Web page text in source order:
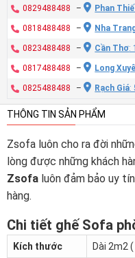
0829488488 – Phan
0818488488 – Nha
0823488488 – Cần Thơ:
0817488488 – Long
0825488488 – Rạch Giá:
THÔNG TIN SẢN PHẨM
Zsofa luôn cho ra đời
lòng được những khách
Zsofa luôn đảm bảo uy
hàng.
Chi tiết ghế Sofa
Kích thước Dài 2m2